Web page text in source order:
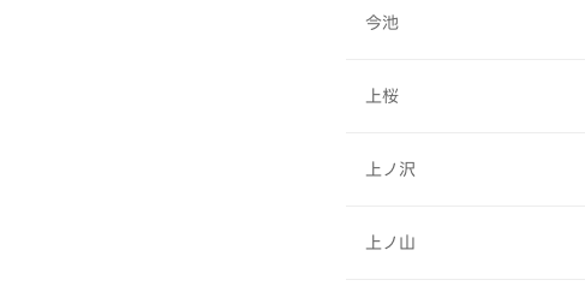
今池
上桜
上ノ沢
上ノ山